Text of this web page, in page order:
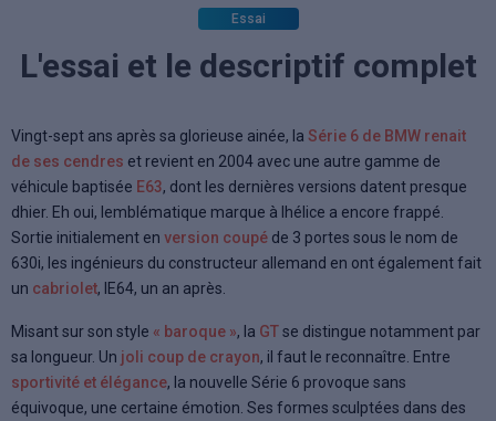
Essai
L'essai et le descriptif complet
Vingt-sept ans après sa glorieuse ainée, la Série 6 de BMW renait
de ses cendres et revient en 2004 avec une autre gamme de
véhicule baptisée E63, dont les dernières versions datent presque
dhier. Eh oui, lemblématique marque à lhélice a encore frappé.
Sortie initialement en version coupé de 3 portes sous le nom de
630i, les ingénieurs du constructeur allemand en ont également fait
un cabriolet, lE64, un an après.
Misant sur son style « baroque », la GTse distingue notamment par
sa longueur. Un joli coup de crayon, il faut le reconnaître. Entre
sportivité et élégance, la nouvelle Série 6 provoque sans
équivoque, une certaine émotion. Ses formes sculptées dans des